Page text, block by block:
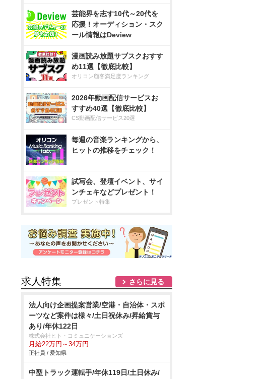
芸能界を志す10代～20代を
応援！オーディション・スク
ール情報はDeview
漫画読み放題サブスクおすす
め11選【徹底比較】
オリコン顧客満足度ランキング
2026年動画配信サービスお
すすめ40選【徹底比較】
CS動画配信サービス20選
毎週の音楽ランキングから、
ヒットの推移をチェック！
試写会、登壇イベント、サイ
ンチェキなどプレゼント！
プレゼント特集
求人特集 さらに見る
法人向け企画提案営業/空港・自治体・スポ
ーツなど案件は様々/土日祝休み/昇給賞与
あり/年休122日
株式会社ヒト・コミュニケーションズ
月給22万円～34万円
正社員 / 愛知県
中型トラック運転手/年休119日/土日休み/